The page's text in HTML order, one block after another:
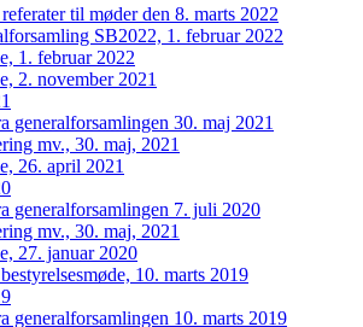
til møder den 8. marts 2022
SB2022, 1. februar 2022
1. februar 2022
2. november 2021
generalforsamlingen 30. maj 2021
mv., 30. maj, 2021
26. april 2021
generalforsamlingen 7. juli 2020
mv., 30. maj, 2021
27. januar 2020
10. marts 2019
generalforsamlingen 10. marts 2019